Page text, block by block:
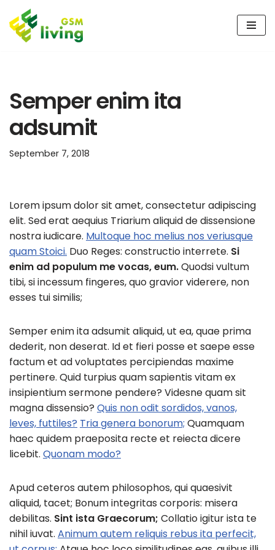
Skip
Semper enim ita
adsumit
September 7, 2018
Lorem ipsum dolor sit amet, consectetur adipiscing
elit. Sed erat aequius Triarium aliquid de dissensione
nostra iudicare. Multoque hoc melius nos veriusque
quam Stoici. Duo Reges: constructio interrete. Si
enim ad populum me vocas, eum.Quodsi vultum
tibi, si incessum fingeres, quo gravior viderere, non
esses tui similis;
Semper enim ita adsumit aliquid, ut ea, quae prima
dederit, non deserat. Id et fieri posse et saepe esse
factum et ad voluptates percipiendas maxime
pertinere. Quid turpius quam sapientis vitam ex
insipientium sermone pendere? Videsne quam sit
magna dissensio? Quis non odit sordidos, vanos,
leves, futtiles? Tria genera bonorum; Quamquam
haec quidem praeposita recte et reiecta dicere
licebit. Quonam modo?
Apud ceteros autem philosophos, qui quaesivit
aliquid, tacet; Bonum integritas corporis: misera
debilitas. Sint ista Graecorum; Collatio igitur ista te
nihil iuvat. Animum autem reliquis rebus ita perfecit,